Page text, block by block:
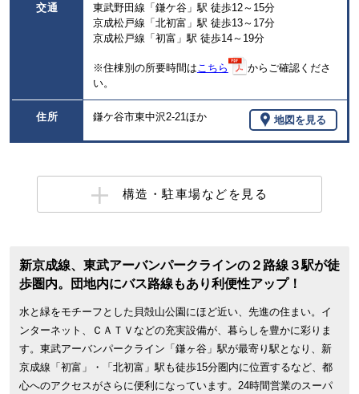
交通
東武野田線「鎌ケ谷」駅 徒歩12～15分
京成松戸線「北初富」駅 徒歩13～17分
京成松戸線「初富」駅 徒歩14～19分
※住棟別の所要時間は こちら
からご確認くださ
い。
住所 鎌ケ谷市東中沢2-21ほか 地図を見る
構造・駐車場などを見る
新京成線、東武アーバンパークラインの２路線３駅が徒
歩圏内。団地内にバス路線もあり利便性アップ！
水と緑をモチーフとした貝殻山公園にほど近い、先進の住まい。イ
ンターネット、ＣＡＴＶなどの充実設備が、暮らしを豊かに彩りま
す。東武アーバンパークライン「鎌ヶ谷」駅が最寄り駅となり、新
京成線「初富」・「北初富」駅も徒歩15分圏内に位置するなど、都
心へのアクセスがさらに便利になっています。24時間営業のスーパ